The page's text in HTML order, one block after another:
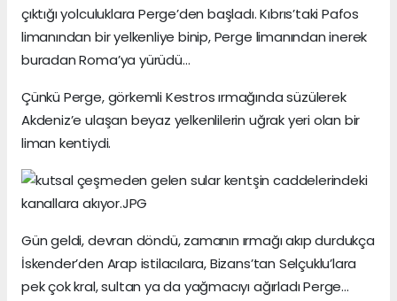
çıktığı yolculuklara Perge’den başladı. Kıbrıs’taki Pafos
limanından bir yelkenliye binip, Perge limanından inerek
buradan Roma’ya yürüdü…
Çünkü Perge, görkemli Kestros ırmağında süzülerek
Akdeniz’e ulaşan beyaz yelkenlilerin uğrak yeri olan bir
liman kentiydi.
Gün geldi, devran döndü, zamanın ırmağı akıp durdukça
İskender’den Arap istilacılara, Bizans’tan Selçuklu’lara
pek çok kral, sultan ya da yağmacıyı ağırladı Perge…